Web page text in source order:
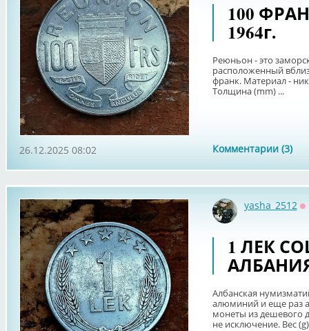
100
1964г.
Реюньон - это
расположенный
франк. Материал -
Толщина (mm) ...
Комментарии (3)
26.12.2025 08:02
yasha_2512
1 ЛЕК
Албанская
алюминий и еще раз
монеты из дешевого
не исключение. Вес